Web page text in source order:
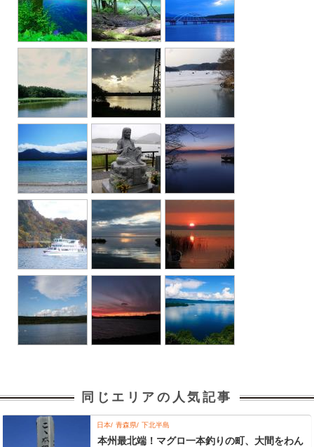
同じエリアの人気記事
日本 青森県 下北半島
本州最北端！マグロ一本釣りの町、大間をわん